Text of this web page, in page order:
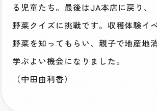
る児童たち。最後はJA本店に戻り、
野菜クイズに挑戦です。収穫体験イ
野菜を知ってもらい、親子で地産地
学ぶよい機会になりました。
（中田由利香）